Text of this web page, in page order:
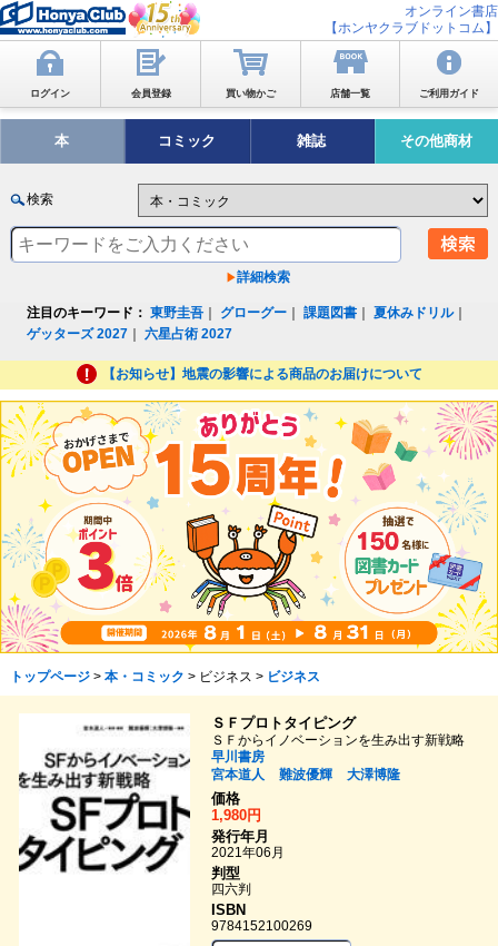
オンライン書店
【ホンヤクラブドットコム】
ログイン 会員登録 買い物かご 店舗一覧 ご利用ガイド
本 コミック 雑誌 その他商材
検索
詳細検索
注目のキーワード： 東野圭吾 グローグー ｜課題図書 ｜夏休みドリル｜
ゲッターズ 2027 ｜六星占術 2027
【お知らせ】地震の影響による商品のお届けについて
トップページ> 本・コミック > ビジネス > ビジネス
ＳＦプロトタイピング
ＳＦからイノベーションを生み出す新戦略
早川書房
宮本道人
難波優輝
大澤博隆
価格
1,980円
発行年月
2021年06月
判型
四六判
ISBN
9784152100269